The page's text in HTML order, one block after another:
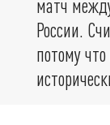
матч
России.
потому